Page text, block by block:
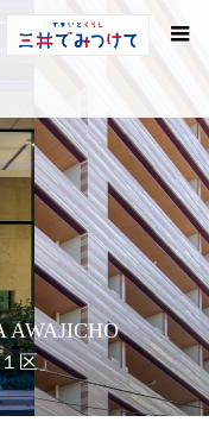
AWAJICHO
区」